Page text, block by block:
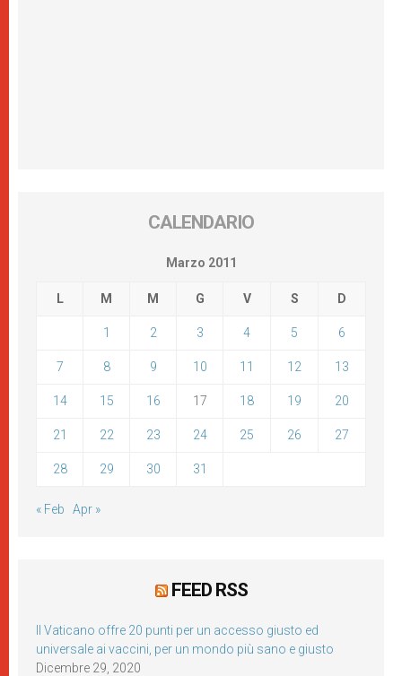
CALENDARIO
Marzo 2011
L M M G V S D
1 2 3 4 5 6
7 8 9 10 11 12 13
14 15 16 17 18 19 20
21 22 23 24 25 26 27
28 29 30 31
« Feb Apr »
FEED RSS
Il Vaticano offre 20 punti per un accesso giusto ed
universale ai vaccini, per un mondo più sano e giusto
Dicembre 29, 2020